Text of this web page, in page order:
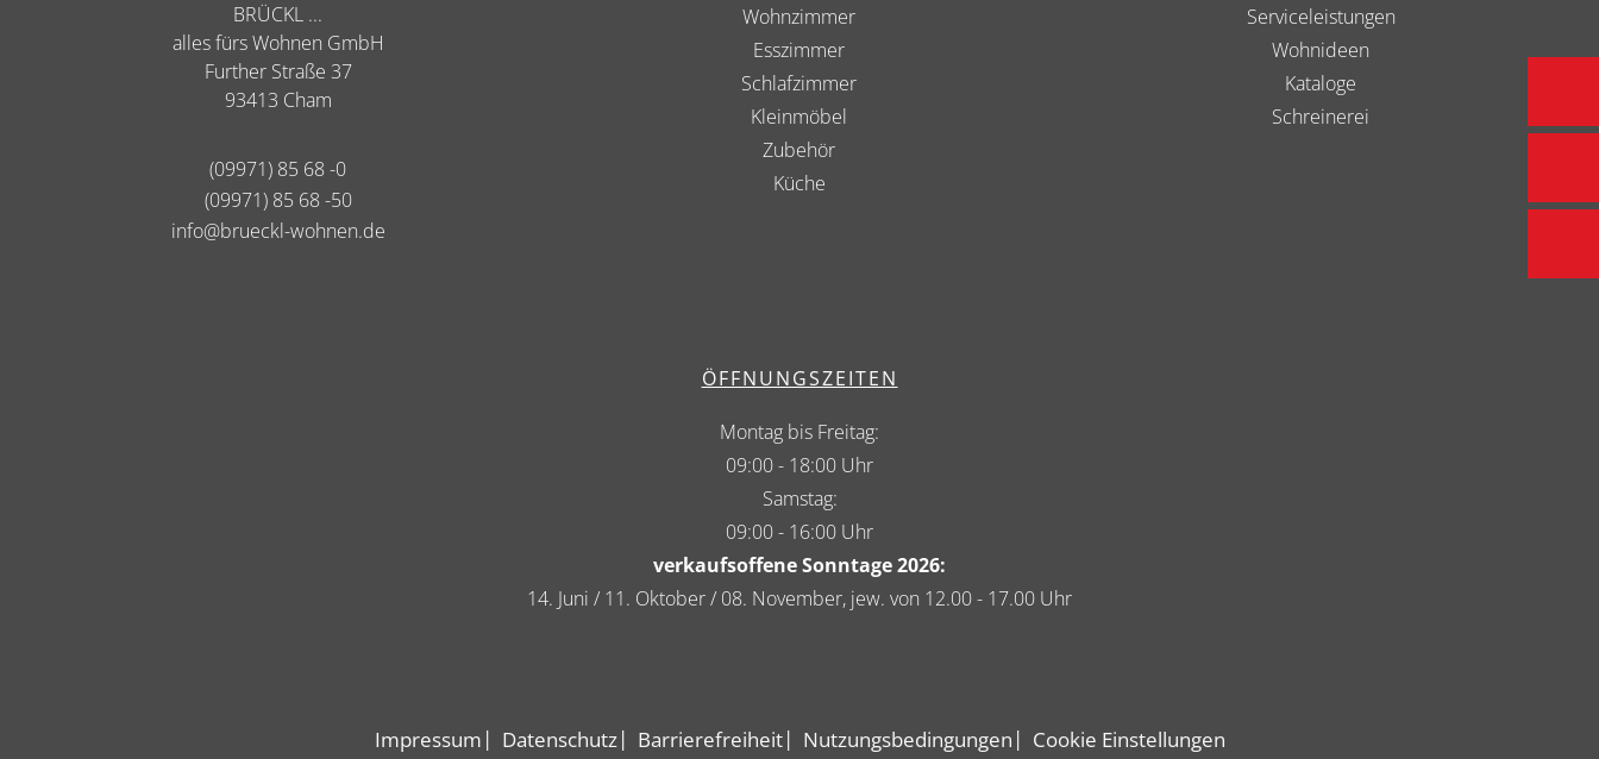
BRÜCKL ...
alles fürs Wohnen GmbH
Further Straße 37
93413 Cham
(09971) 85 68 -0
(09971) 85 68 -50
info@brueckl-wohnen.de
Wohnzimmer
Esszimmer
Schlafzimmer
Kleinmöbel
Zubehör
Küche
Serviceleistungen
Wohnideen
Kataloge
Schreinerei
ÖFFNUNGSZEITEN
Montag bis Freitag:
09:00 - 18:00 Uhr
Samstag:
09:00 - 16:00 Uhr
verkaufsoffene Sonntage 2026:
14. Juni / 11. Oktober / 08. November, jew. von 12.00 - 17.00 Uhr
Impressum Datenschutz Barrierefreiheit Nutzungsbedingungen Cookie Einstellungen